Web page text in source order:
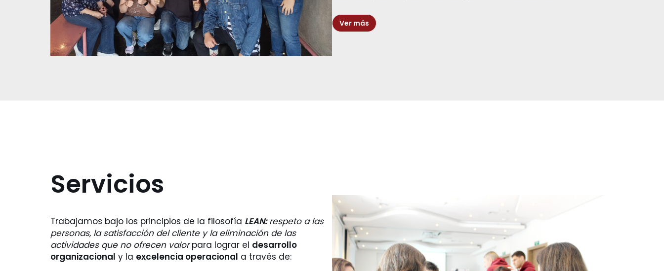
Ver más
Servicios
Trabajamos bajo los principios de la filosofía LEAN: respeto a las
personas, la satisfacción del cliente y la eliminación de las
actividades que no ofrecen valorpara lograr el desarrollo
organizacional y la excelencia operacional a través de: